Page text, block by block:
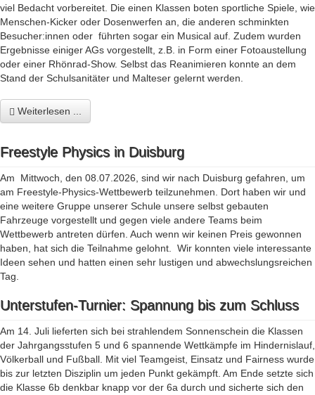
viel Bedacht vorbereitet. Die einen Klassen boten sportliche Spiele, wie
Menschen-Kicker oder Dosenwerfen an, die anderen schminkten
Besucher:innen oder führten sogar ein Musical auf. Zudem wurden
Ergebnisse einiger AGs vorgestellt, z.B. in Form einer Fotoaustellung
oder einer Rhönrad-Show. Selbst das Reanimieren konnte an dem
Stand der Schulsanitäter und Malteser gelernt werden.
Weiterlesen ...
Freestyle Physics in Duisburg
Am Mittwoch, den 08.07.2026, sind wir nach Duisburg gefahren, um
am Freestyle-Physics-Wettbewerb teilzunehmen. Dort haben wir und
eine weitere Gruppe unserer Schule unsere selbst gebauten
Fahrzeuge vorgestellt und gegen viele andere Teams beim
Wettbewerb antreten dürfen. Auch wenn wir keinen Preis gewonnen
haben, hat sich die Teilnahme gelohnt. Wir konnten viele interessante
Ideen sehen und hatten einen sehr lustigen und abwechslungsreichen
Tag.
Unterstufen-Turnier: Spannung bis zum Schluss
Am 14. Juli lieferten sich bei strahlendem Sonnenschein die Klassen
der Jahrgangsstufen 5 und 6 spannende Wettkämpfe im Hindernislauf,
Völkerball und Fußball. Mit viel Teamgeist, Einsatz und Fairness wurde
bis zur letzten Disziplin um jeden Punkt gekämpft. Am Ende setzte sich
die Klasse 6b denkbar knapp vor der 6a durch und sicherte sich den